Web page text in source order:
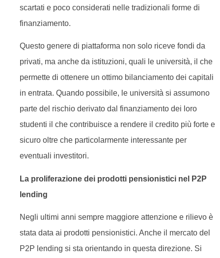
scartati e poco considerati nelle tradizionali forme di
finanziamento.
Questo genere di piattaforma non solo riceve fondi da
privati, ma anche da istituzioni, quali le università, il che
permette di ottenere un ottimo bilanciamento dei capitali
in entrata. Quando possibile, le università si assumono
parte del rischio derivato dal finanziamento dei loro
studenti il che contribuisce a rendere il credito più forte e
sicuro oltre che particolarmente interessante per
eventuali investitori.
La proliferazione dei prodotti pensionistici nel P2P
lending
Negli ultimi anni sempre maggiore attenzione e rilievo è
stata data ai prodotti pensionistici. Anche il mercato del
P2P lending si sta orientando in questa direzione. Si